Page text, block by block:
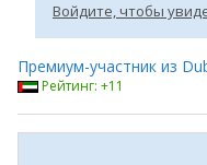
Войдите, чтобы
Премиум-участник из
Рейтинг: +11